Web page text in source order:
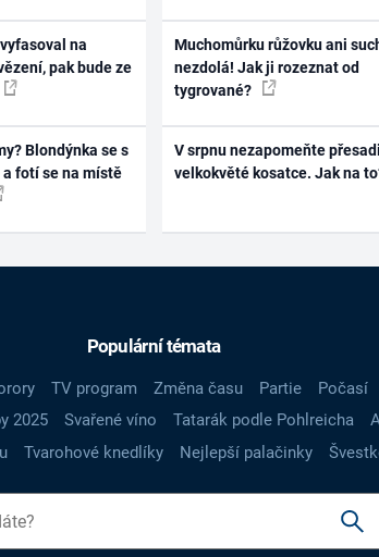
na
pak bude ze
Blondýnka se s
fotí se na místě
Muchomůrku růžovku ani
nezdolá! Jak ji rozeznat od
tygrované?
V srpnu nezapomeňte
velkokvěté kosatce. Jak na
Populární témata
TV program Změna času Partie Počasí
2025 Svařené víno Tatarák podle Pohlreicha
Tvarohové knedlíky Nejlepší palačinky